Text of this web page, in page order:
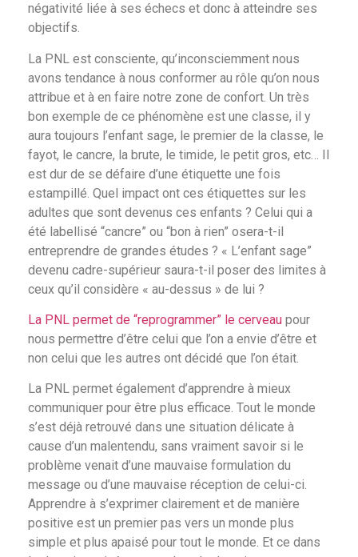
négativité liée à ses échecs et donc à atteindre ses
objectifs.
La PNL est consciente, qu’inconsciemment nous
avons tendance à nous conformer au rôle qu’on nous
attribue et à en faire notre zone de confort. Un très
bon exemple de ce phénomène est une classe, il y
aura toujours l’enfant sage, le premier de la classe, le
fayot, le cancre, la brute, le timide, le petit gros, etc… Il
est dur de se défaire d’une étiquette une fois
estampillé. Quel impact ont ces étiquettes sur les
adultes que sont devenus ces enfants ? Celui qui a
été labellisé “cancre” ou “bon à rien” osera-t-il
entreprendre de grandes études ? « L’enfant sage”
devenu cadre-supérieur saura-t-il poser des limites à
ceux qu’il considère « au-dessus » de lui ?
La PNL permet de “reprogrammer” le cerveau pour
nous permettre d’être celui que l’on a envie d’être et
non celui que les autres ont décidé que l’on était.
La PNL permet également d’apprendre à mieux
communiquer pour être plus efficace. Tout le monde
s’est déjà retrouvé dans une situation délicate à
cause d’un malentendu, sans vraiment savoir si le
problème venait d’une mauvaise formulation du
message ou d’une mauvaise réception de celui-ci.
Apprendre à s’exprimer clairement et de manière
positive est un premier pas vers un monde plus
simple et plus apaisé pour tout le monde. Et ce dans